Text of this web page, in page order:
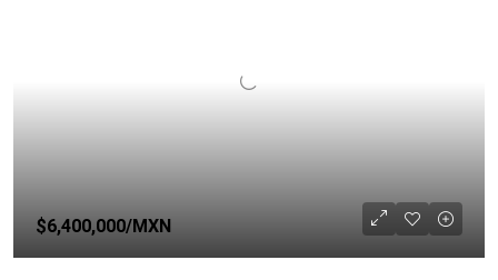
$6,400,000/MXN